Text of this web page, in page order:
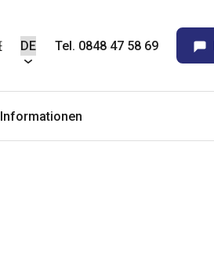
Tel. 0848 47 58 69
Informationen